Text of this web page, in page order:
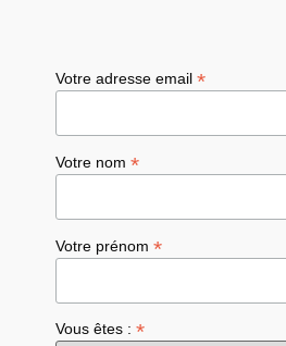
Votre adresse email*
Votre nom*
Votre prénom*
Vous êtes :*